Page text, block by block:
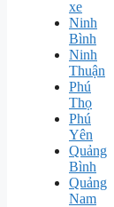
xe
Ninh
Bình
Ninh
Thuận
Phú
Thọ
Phú
Yên
Quảng
Bình
Quảng
Nam